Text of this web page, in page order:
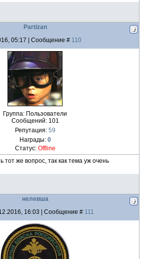
Partizan
05:17 | Сообщение # 110
Группа: Пользователи
Сообщений: 101
Репутация: 59
Награды: 0
Статус: Offline
тот же вопрос, так как тема уж очень
нелевша
16:03 | Сообщение # 111